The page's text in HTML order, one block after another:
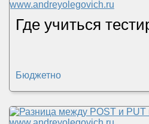
Где учиться
Бюджетно